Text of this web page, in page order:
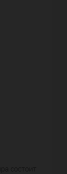
состоит